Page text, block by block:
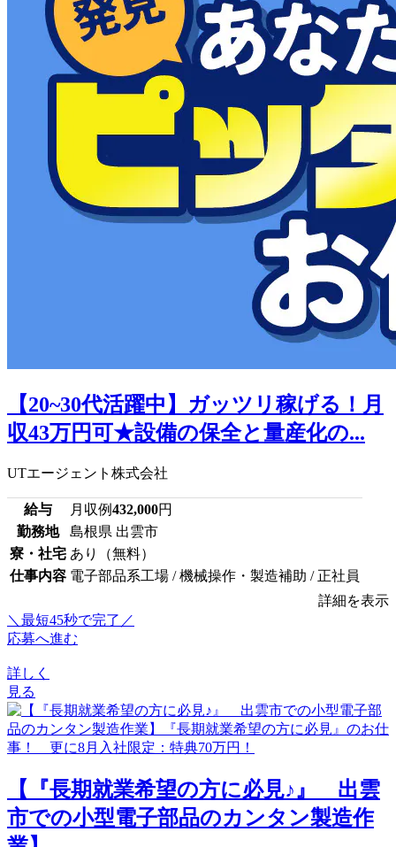
【20~30代活躍中】ガッツリ稼げる！月
収43万円可★設備の保全と量産化の...
UTエージェント株式会社
給与 月収例432,000円
勤務地
島根県 出雲市
寮・社宅 あり（無料）
仕事内容 電子部品系工場 / 機械操作・製造補助 / 正社員
詳細を表示
＼最短45秒で完了／
応募へ進む
詳しく
見る
【『長期就業希望の方に必見♪』 出雲
市での小型電子部品のカンタン製造作